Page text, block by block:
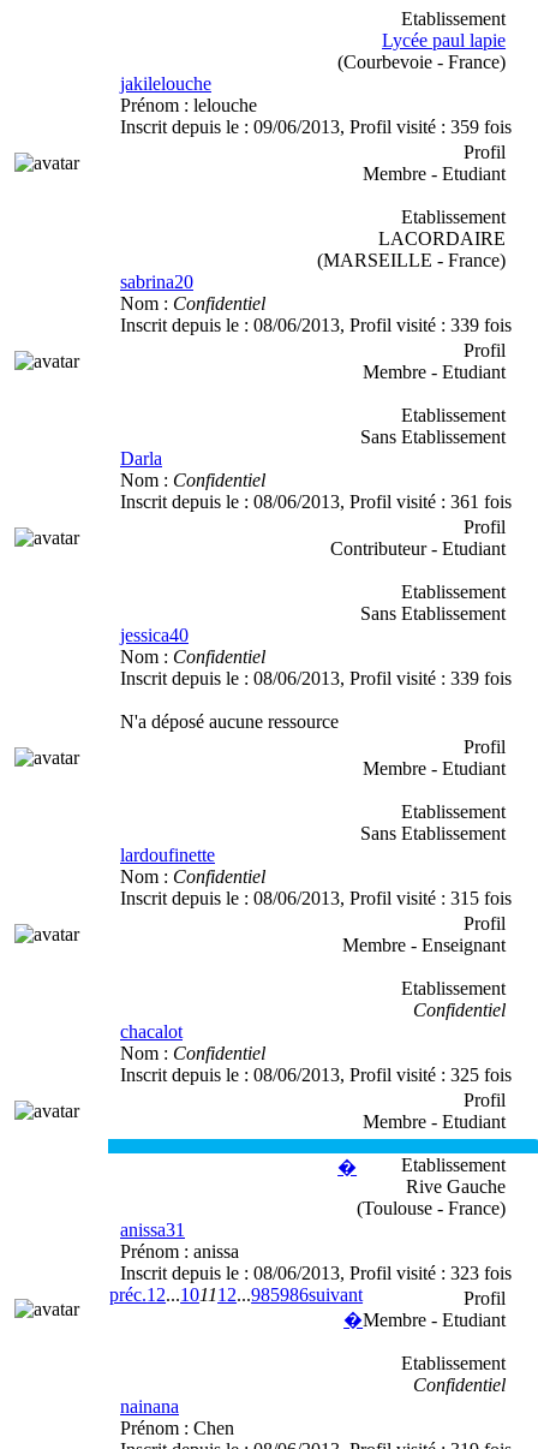
Etablissement
Lycée paul lapie
(Courbevoie - France)
jakilelouche
Prénom : lelouche
Inscrit depuis le : 09/06/2013, Profil visité : 359 fois
Profil
Membre - Etudiant
Etablissement
LACORDAIRE
(MARSEILLE - France)
sabrina20
Nom : Confidentiel
Inscrit depuis le : 08/06/2013, Profil visité : 339 fois
Profil
Membre - Etudiant
Etablissement
Sans Etablissement
Darla
Nom : Confidentiel
Inscrit depuis le : 08/06/2013, Profil visité : 361 fois
Profil
Contributeur - Etudiant
Etablissement
Sans Etablissement
jessica40
Nom : Confidentiel
Inscrit depuis le : 08/06/2013, Profil visité : 339 fois
N'a déposé aucune ressource
Profil
Membre - Etudiant
Etablissement
Sans Etablissement
lardoufinette
Nom : Confidentiel
Inscrit depuis le : 08/06/2013, Profil visité : 315 fois
Profil
Membre - Enseignant
Etablissement
Confidentiel
chacalot
Nom : Confidentiel
Inscrit depuis le : 08/06/2013, Profil visité : 325 fois
Profil
Membre - Etudiant
Etablissement
Rive Gauche
(Toulouse - France)
anissa31
Prénom : anissa
Inscrit depuis le : 08/06/2013, Profil visité : 323 fois
Profil
Membre - Etudiant
Etablissement
Confidentiel
nainana
Prénom : Chen
�
préc.1 2...101112...985986suivant
�